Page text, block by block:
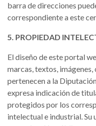
barra de direcciones
correspondiente a este
5. PROPIEDAD
El diseño de este portal
marcas, textos,
pertenecen a la
expresa indicación de
protegidos por los
intelectual e industrial.